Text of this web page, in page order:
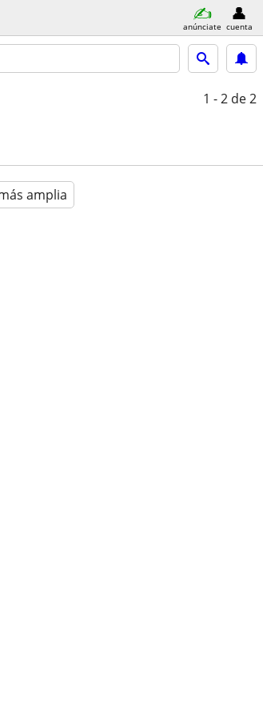
anúnciate cuenta
1 - 2 de 2
amplia